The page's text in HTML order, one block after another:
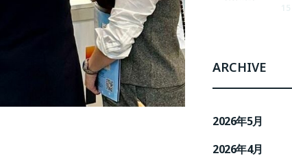
ARCHIVE
2026年5月
2026年4月